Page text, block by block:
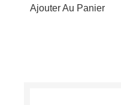
Ajouter Au Panier